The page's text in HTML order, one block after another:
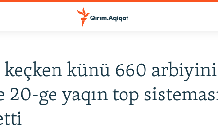
keçken künü 660
20-ge yaqın top